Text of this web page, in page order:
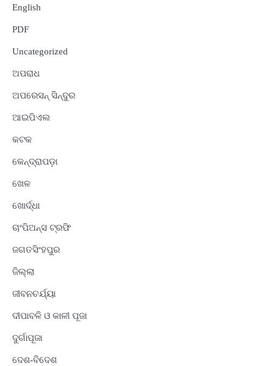
English
PDF
Uncategorized
ଅପରାଧ
ଅପରେସନ୍ ସିନ୍ଦୁର
ଆଇପିଏଲ
କଟକ
କେନ୍ଦ୍ରାପଡ଼ା
ଖେଳ
ଖୋର୍ଦ୍ଧା
ଚାଂପିଅନ୍ସ ଟ୍ରଫି
ଜଗତସିଂହପୁର
ଜିଲ୍ଲା
ଜୀବନଚର୍ଯ୍ୟା
ଦୀପାବଳି ଓ କାଳୀ ପୂଜା
ଦୁର୍ଗାପୂଜା
ଦେଶ-ବିଦେଶ